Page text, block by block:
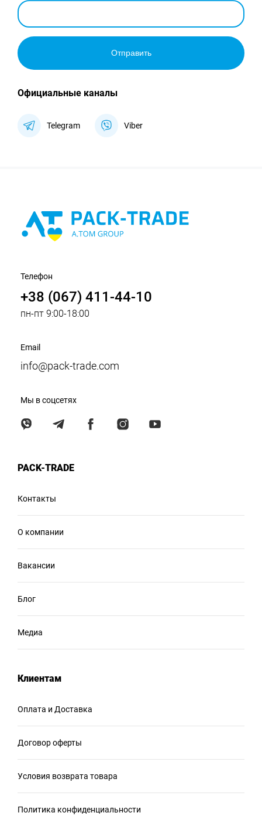
Отправить
Официальные каналы
Telegram Viber
Телефон
+38 (067) 411-44-10
пн-пт 9:00-18:00
Email
info@pack-trade.com
Мы в соцсетях
PACK-TRADE
Контакты
О компании
Вакансии
Блог
Медиа
Клиентам
Оплата и Доставка
Договор оферты
Условия возврата товара
Политика конфиденциальности